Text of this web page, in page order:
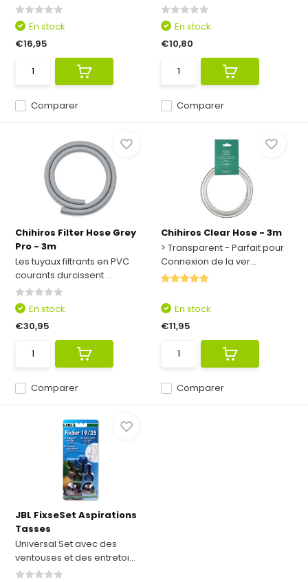
Comparer
En stock
€16,95
Comparer
En stock
€10,80
Chihiros Filter Hose Grey
Pro - 3m
Les tuyaux filtrants en PVC
courants durcissent ...
Comparer
En stock
€30,95
Chihiros Clear Hose - 3m
> Transparent - Parfait pour
Connexion de la ver...
Comparer
En stock
€11,95
JBL FixseSet Aspirations
Tasses
Universal Set avec des
ventouses et des entretoi...